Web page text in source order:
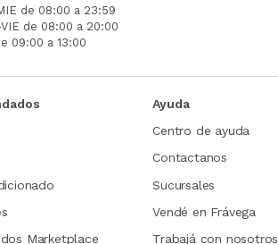
de 08:00 a 23:59
de 08:00 a 20:00
09:00 a 13:00
Marketplace
Ayuda
Centro de ayuda
Contactanos
Sucursales
Vendé en Frávega
Trabajá con nosotros